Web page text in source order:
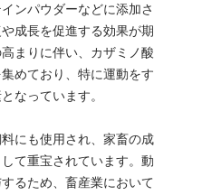
ンパウダーなどに添加さ
成長を促進する効果が期
まりに伴い、カザミノ酸
めており、特に運動をす
なっています。
にも使用され、家畜の成
て重宝されています。動
るため、畜産業において